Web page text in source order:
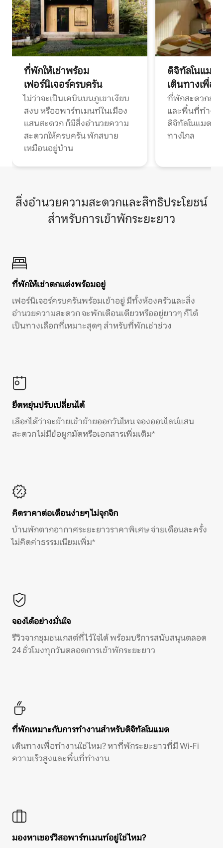
ที่พักให้เช่าพร้อม
เฟอร์นิเจอร์ครบครัน
ไม่ว่าจะเป็นเคบินบนภูเขาเงียบ
สงบ หรืออพาร์ทเมนท์ในเมือง
แสนสะดวก ก็มีสิ่งอำนวยความ
สะดวกให้ครบครัน พักสบาย
เหมือนอยู่บ้าน
ดิจิทัลโนแมด
เดินทางเพื่อ
ที่พักสะดวกสบ
และพื้นที่ทำงา
ดิจิทัลโนแมดแ
ทางไกล
สิ่งอำนวยความสะดวกและสิทธิประโยชน์
สำหรับการเข้าพักระยะยาว
ที่พักให้เช่าตกแต่งพร้อมอยู่
เฟอร์นิเจอร์ครบครันพร้อมเข้าอยู่ มีทั้งห้องครัวและสิ่ง
อำนวยความสะดวก จะพักเดือนเดียวหรืออยู่ยาวๆ ก็ได้
เป็นทางเลือกที่เหมาะสุดๆ สำหรับที่พักเช่าช่วง
ยืดหยุ่นปรับเปลี่ยนได้
เลือกได้ว่าจะย้ายเข้าย้ายออกวันไหน จองออนไลน์แสน
สะดวก ไม่มีข้อผูกมัดหรือเอกสารเพิ่มเติม*
คิดราคาต่อเดือนง่ายๆ ไม่จุกจิก
บ้านพักตากอากาศระยะยาวราคาพิเศษ จ่ายเดือนละครั้ง
ไม่คิดค่าธรรมเนียมเพิ่ม*
จองได้อย่างมั่นใจ
รีวิวจากชุมชนเกสต์ที่ไว้ใจได้ พร้อมบริการสนับสนุนตลอด
24 ชั่วโมงทุกวันตลอดการเข้าพักระยะยาว
ที่พักเหมาะกับการทำงานสำหรับดิจิทัลโนแมด
เดินทางเพื่อทำงานใช่ไหม? หาที่พักระยะยาวที่มี Wi-Fi
ความเร็วสูงและพื้นที่ทำงาน
มองหาเซอร์วิสอพาร์ทเมนท์อยู่ใช่ไหม?